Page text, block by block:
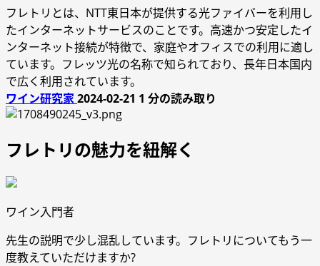
フレトリとは、NTT東日本が提供する光ファイバーを利用し
たインターネットサービスのことです。高速かつ安定したイ
ンターネット接続が特徴で、家庭やオフィスでの利用に適し
ています。フレッツ光の名称で知られており、長年日本国内
で広く利用されています。
ワイン研究家2024-02-21 1 分の読み取り
フレトリの魅力を紐解く
ワイン入門者
先生の説明で少し混乱しています。フレトリについてもう一
度教えていただけますか?